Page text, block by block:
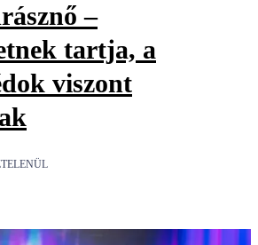
–
tartja, a
viszont